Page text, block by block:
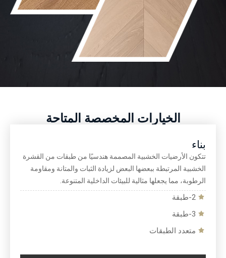
الخيارات المخصصة المتاحة
بناء
تتكون الأرضيات الخشبية المصممة هندسيًا من طبقات من القشرة
الخشبية المرتبطة ببعضها البعض لزيادة الثبات والمتانة ومقاومة
الرطوبة، مما يجعلها مثالية للبيئات الداخلية المتنوعة.
2-طبقة
3-طبقة
متعدد الطبقات